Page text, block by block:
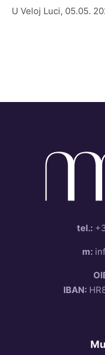
Godišnji izvještaj o
U Veloj Luci, 05.05.
tel.:
m:
IBAN: